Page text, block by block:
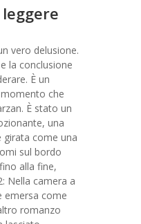
vero delusione.
la conclusione
È un
che
È stato un
una
girata come una
sul bordo
alla fine,
Nella camera a
emersa come
romanzo